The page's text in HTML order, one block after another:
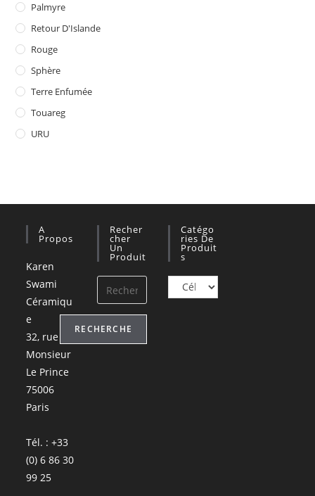
Palmyre
Retour D'Islande
Rouge
Sphère
Terre Enfumée
Touareg
URU
A
Propos
Karen
Swami
Céramiqu
e
32, rue
Monsieur
Le Prince
75006
Paris
Tél. : +33
(0) 6 86 30
99 25
Recher
Cher
Un
Produit
RECHERCHE
Catégo
Ries De
Produit
S